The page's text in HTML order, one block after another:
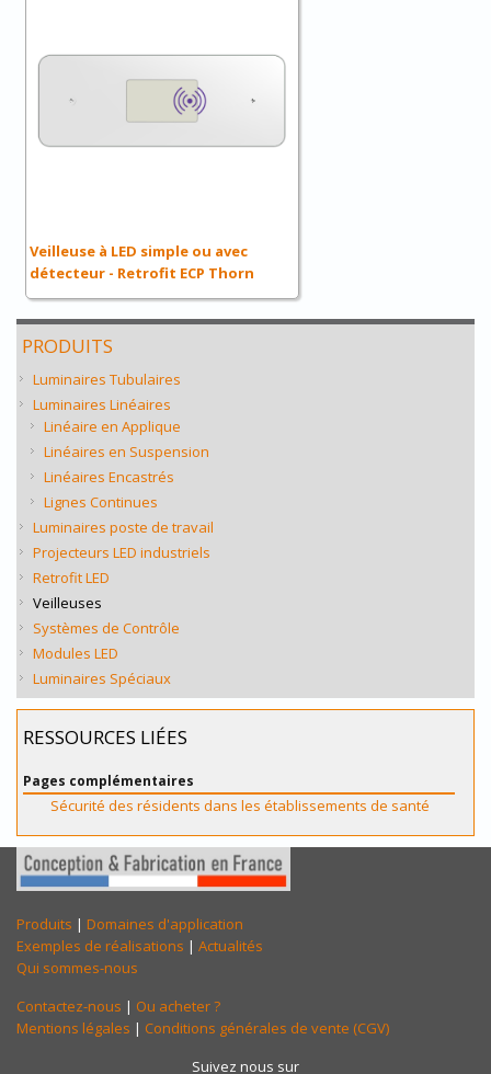
Veilleuse à LED simple ou avec
détecteur - Retrofit ECP Thorn
PRODUITS
Luminaires Tubulaires
Luminaires Linéaires
Linéaire en Applique
Linéaires en Suspension
Linéaires Encastrés
Lignes Continues
Luminaires poste de travail
Projecteurs LED industriels
Retrofit LED
Veilleuses
Systèmes de Contrôle
Modules LED
Luminaires Spéciaux
RESSOURCES LIÉES
Pages complémentaires
Sécurité des résidents dans les établissements de santé
Produits | Domaines d'application
Exemples de réalisations | Actualités
Qui sommes-nous
Contactez-nous | Ou acheter ?
Mentions légales | Conditions générales de vente (CGV)
Suivez nous sur